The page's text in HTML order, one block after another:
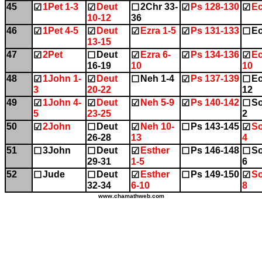
45 ☑ 1Pet 1-3 ☑ Deut
10-12
☐ 2Chr 33-
36
☑ Ps 128-130 ☑
46 ☑ 1Pet 4-5 ☑ Deut
13-15
☑ Ezra 1-5 ☑ Ps 131-133 ☐
47 ☑ 2Pet ☐ Deut
16-19
☑ Ezra 6-
10
☑ Ps 134-136 ☑
10
48
☑ 1John 1-
3
☑ Deut
20-22
☐ Neh 1-4 ☑ Ps 137-139 ☐
12
49
☑ 1John 4-
5
☑ Deut
23-25
☑ Neh 5-9 ☑ Ps 140-142 ☐
2
50
☑ 2John ☐ Deut
26-28
☑ Neh 10-
13
☐ Ps 143-145 ☑
4
51
☐ 3John ☐ Deut
29-31
☑ Esther
1-5
☐ Ps 146-148 ☐
6
52
☐ Jude ☐ Deut
32-34
☑ Esther
6-10
☐ Ps 149-150 ☑
8
www.chamathweb.com